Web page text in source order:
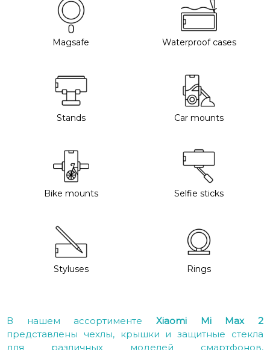
Magsafe Waterproof cases
Stands Car mounts
Bike mounts Selfie sticks
Styluses Rings
В нашем ассортименте Xiaomi Mi Max 2
представлены чехлы, крышки и защитные стекла
для различных моделей смартфонов,